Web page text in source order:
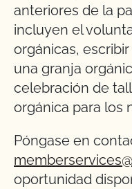
anteriores de la
incluyen el
orgánicas,
una granja
celebración de
orgánica para los
Póngase en
oportunidad